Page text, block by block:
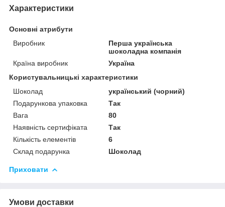
Характеристики
Основні атрибути
Виробник
Перша українська
шоколадна компанія
Країна виробник
Україна
Користувальницькі характеристики
Шоколад
український (чорний)
Подарункова упаковка
Так
Вага
80
Наявність сертифіката
Так
Кількість елементів
6
Склад подарунка
Шоколад
Приховати
Умови доставки